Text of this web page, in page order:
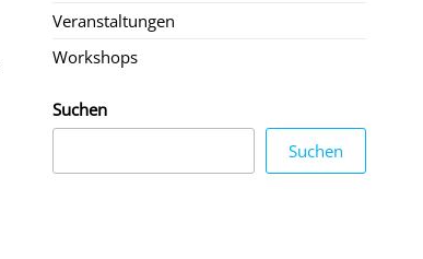
Veranstaltungen
Workshops
Suchen
Suchen